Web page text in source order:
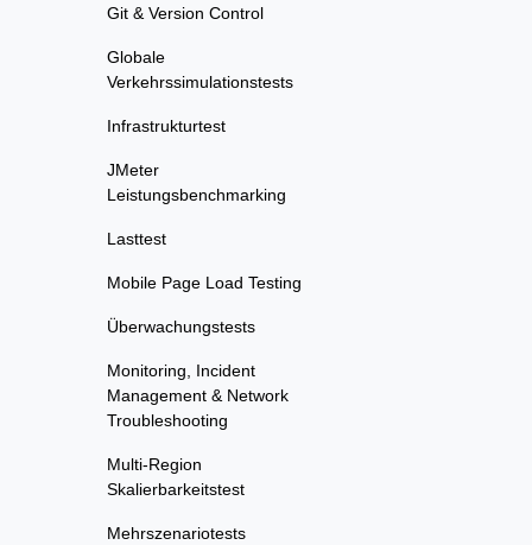
Git & Version Control
Globale
Verkehrssimulationstests
Infrastrukturtest
JMeter
Leistungsbenchmarking
Lasttest
Mobile Page Load Testing
Überwachungstests
Monitoring, Incident
Management & Network
Troubleshooting
Multi-Region
Skalierbarkeitstest
Mehrszenariotests